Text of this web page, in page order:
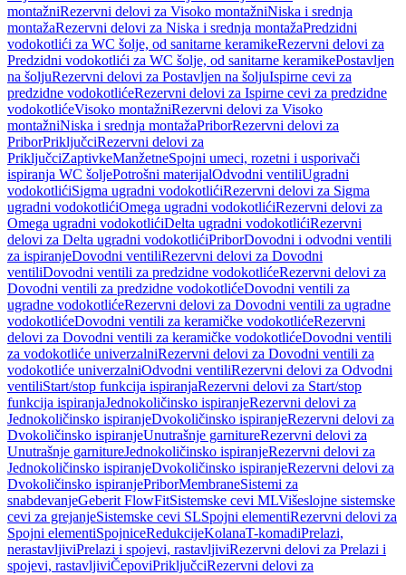
montažniRezervni delovi za Visoko montažniNiska i srednja
montažaRezervni delovi za Niska i srednja montažaPredzidni
vodokotlići za WC šolje, od sanitarne keramikeRezervni delovi za
Predzidni vodokotlići za WC šolje, od sanitarne keramikePostavljen
na šoljuRezervni delovi za Postavljen na šoljuIspirne cevi za
predzidne vodokotlićeRezervni delovi za Ispirne cevi za predzidne
vodokotlićeVisoko montažniRezervni delovi za Visoko
montažniNiska i srednja montažaPriborRezervni delovi za
PriborPriključciRezervni delovi za
PriključciZaptivkeManžetneSpojni umeci, rozetni i usporivači
ispiranja WC šoljePotrošni materijalOdvodni ventiliUgradni
vodokotlićiSigma ugradni vodokotlićiRezervni delovi za Sigma
ugradni vodokotlićiOmega ugradni vodokotlićiRezervni delovi za
Omega ugradni vodokotlićiDelta ugradni vodokotlićiRezervni
delovi za Delta ugradni vodokotlićiPriborDovodni i odvodni ventili
za ispiranjeDovodni ventiliRezervni delovi za Dovodni
ventiliDovodni ventili za predzidne vodokotlićeRezervni delovi za
Dovodni ventili za predzidne vodokotlićeDovodni ventili za
ugradne vodokotlićeRezervni delovi za Dovodni ventili za ugradne
vodokotlićeDovodni ventili za keramičke vodokotlićeRezervni
delovi za Dovodni ventili za keramičke vodokotlićeDovodni ventili
za vodokotliće univerzalniRezervni delovi za Dovodni ventili za
vodokotliće univerzalniOdvodni ventiliRezervni delovi za Odvodni
ventiliStart/stop funkcija ispiranjaRezervni delovi za Start/stop
funkcija ispiranjaJednokoličinsko ispiranjeRezervni delovi za
Jednokoličinsko ispiranjeDvokoličinsko ispiranjeRezervni delovi za
Dvokoličinsko ispiranjeUnutrašnje garnitureRezervni delovi za
Unutrašnje garnitureJednokoličinsko ispiranjeRezervni delovi za
Jednokoličinsko ispiranjeDvokoličinsko ispiranjeRezervni delovi za
Dvokoličinsko ispiranjePriborMembraneSistemi za
snabdevanjeGeberit FlowFitSistemske cevi MLVišeslojne sistemske
cevi za grejanjeSistemske cevi SLSpojni elementiRezervni delovi za
Spojni elementiSpojniceRedukcijeKolanaT-komadiPrelazi,
nerastavljiviPrelazi i spojevi, rastavljiviRezervni delovi za Prelazi i
spojevi, rastavljiviČepoviPriključciRezervni delovi za